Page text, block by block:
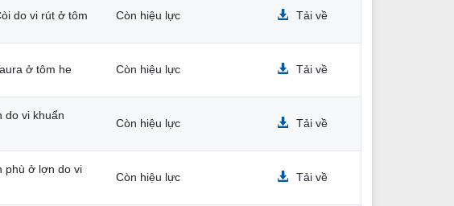
do vi rút ở tôm Còn hiệu lực Tải về
ở tôm he Còn hiệu lực Tải về
do vi khuẩn
Còn hiệu lực Tải về
phù ở lợn do vi
Còn hiệu lực Tải về